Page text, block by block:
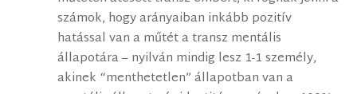
számok, hogy arányaiban inkább pozitív
hatással van a műtét a transz mentális
állapotára – nyilván mindig lesz 1-1 személy,
akinek “menthetetlen” állapotban van a